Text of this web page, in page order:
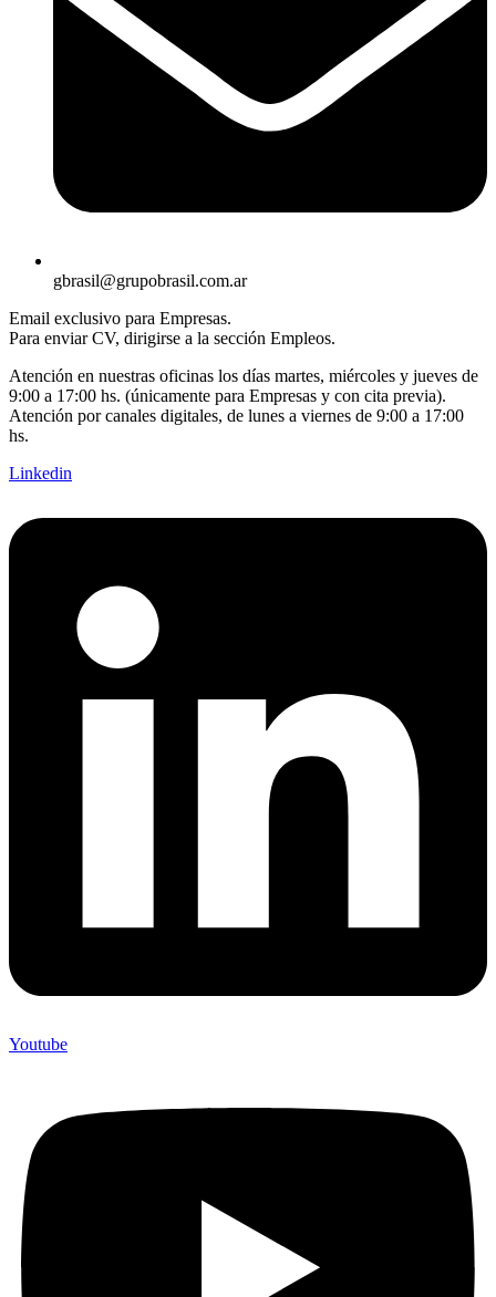
gbrasil@grupobrasil.com.ar
Email exclusivo para Empresas.
Para enviar CV, dirigirse a la sección Empleos.
Atención en nuestras oficinas los días martes, miércoles y jueves de
9:00 a 17:00 hs. (únicamente para Empresas y con cita previa).
Atención por canales digitales, de lunes a viernes de 9:00 a 17:00
hs.
Linkedin
Youtube